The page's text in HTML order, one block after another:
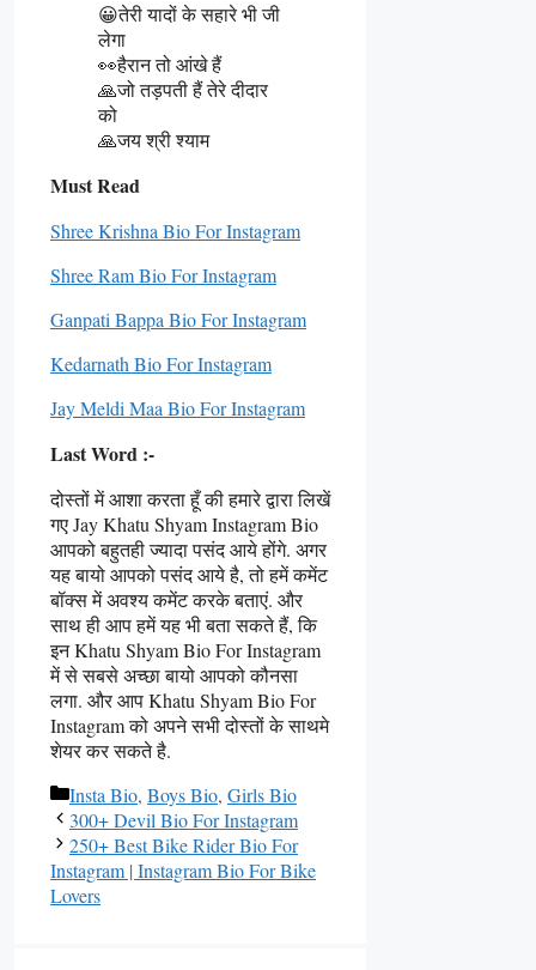
😀तेरी यादों के सहारे भी जी
लेगा
👀हैरान तो आंखे हैं
🙏जो तड़पती हैं तेरे दीदार
को
🙏जय श्री श्याम
Must Read
Shree Krishna Bio For Instagram
Shree Ram Bio For Instagram
Ganpati Bappa Bio For Instagram
Kedarnath Bio For Instagram
Jay Meldi Maa Bio For Instagram
Last Word :-
दोस्तों में आशा करता हूँ की हमारे द्वारा लिखें
गए Jay Khatu Shyam Instagram Bio
आपको बहुतही ज्यादा पसंद आये होंगे. अगर
यह बायो आपको पसंद आये है, तो हमें कमेंट
बॉक्स में अवश्य कमेंट करके बताएं. और
साथ ही आप हमें यह भी बता सकते हैं, कि
इन Khatu Shyam Bio For Instagram
में से सबसे अच्छा बायो आपको कौनसा
लगा. और आप Khatu Shyam Bio For
Instagram को अपने सभी दोस्तों के साथमे
शेयर कर सकते है.
Categories
Insta Bio, Boys Bio, Girls Bio
300+ Devil Bio For Instagram
250+ Best Bike Rider Bio For
Instagram | Instagram Bio For Bike
Lovers